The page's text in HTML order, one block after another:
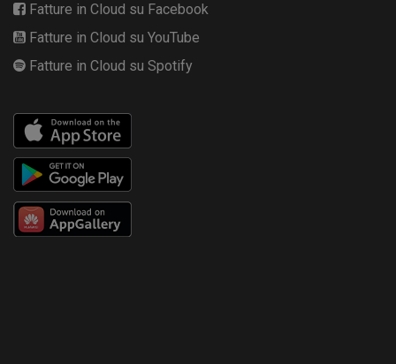
Fatture in Cloud su Facebook
Fatture in Cloud su YouTube
Fatture in Cloud su Spotify